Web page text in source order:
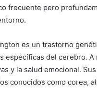
frecuente pero
es un trastorno
específicas del cerebro.
y la salud emocional.
conocidos como corea,